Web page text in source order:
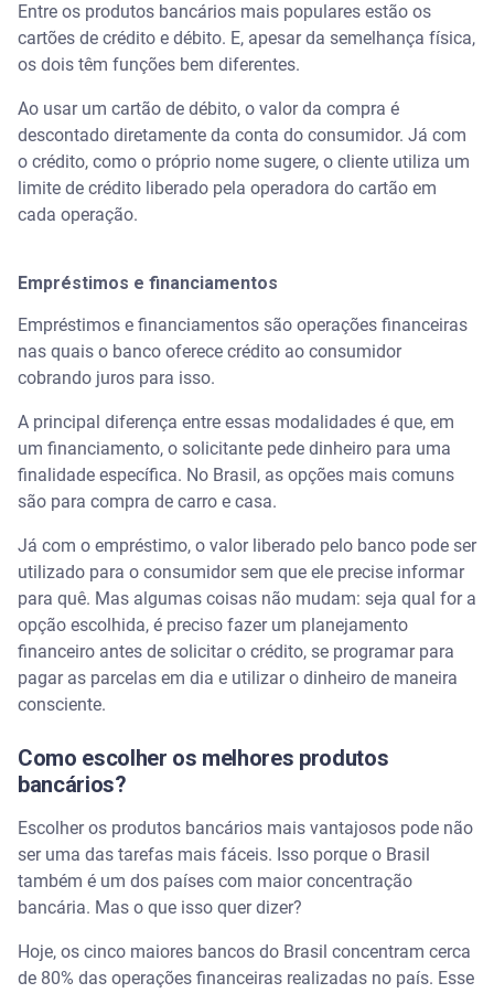
Entre os produtos bancários mais populares estão os
cartões de crédito e débito. E, apesar da semelhança física,
os dois têm funções bem diferentes.
Ao usar um cartão de débito, o valor da compra é
descontado diretamente da conta do consumidor. Já com
o crédito, como o próprio nome sugere, o cliente utiliza um
limite de crédito liberado pela operadora do cartão em
cada operação.
Empréstimos e financiamentos
Empréstimos e financiamentos são operações financeiras
nas quais o banco oferece crédito ao consumidor
cobrando juros para isso.
A principal diferença entre essas modalidades é que, em
um financiamento, o solicitante pede dinheiro para uma
finalidade específica. No Brasil, as opções mais comuns
são para compra de carro e casa.
Já com o empréstimo, o valor liberado pelo banco pode ser
utilizado para o consumidor sem que ele precise informar
para quê. Mas algumas coisas não mudam: seja qual for a
opção escolhida, é preciso fazer um planejamento
financeiro antes de solicitar o crédito, se programar para
pagar as parcelas em dia e utilizar o dinheiro de maneira
consciente.
Como escolher os melhores produtos
bancários?
Escolher os produtos bancários mais vantajosos pode não
ser uma das tarefas mais fáceis. Isso porque o Brasil
também é um dos países com maior concentração
bancária. Mas o que isso quer dizer?
Hoje, os cinco maiores bancos do Brasil concentram cerca
de 80% das operações financeiras realizadas no país. Esse